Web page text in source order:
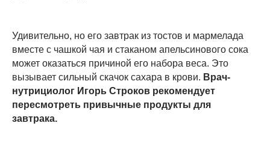
Удивительно, но его завтрак из тостов и мармелада
вместе с чашкой чая и стаканом апельсинового сока
может оказаться причиной его набора веса. Это
вызывает сильный скачок сахара в крови. Врач-
нутрициолог Игорь Строков рекомендует
пересмотреть привычные продукты для
завтрака.